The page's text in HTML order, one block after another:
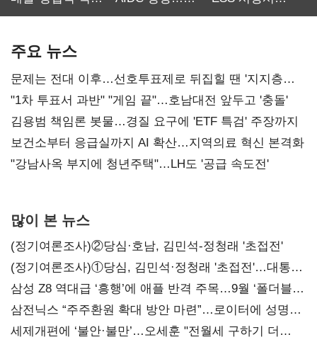
주요 뉴스
문제는 전대 이후…선호투표제로 뒤집힐 땐 '지지층
불복'
"1차 투표서 과반" "게임 끝"…호남대전 앞두고 '충돌'
김용범 책임론 봇물…경질 요구에 'ETF 특검' 주장까지
보건소부터 응급실까지 AI 확산…지역의료 혁신 본격화
"강남사옥 부지에 청년주택"…LH도 '공급 속도전'
많이 본 뉴스
(정기여론조사)②당심·호남, 김민석-정청래 '초접전'
(정기여론조사)①당심, 김민석·정청래 '초접전'…대통령
지지도 '50% 아래로'(종합)
삼성 Z8 역대급 ‘흥행’에 애플 반격 주목…9월 ‘폴더블
대전’
삼전닉스 “주주환원 확대 방안 마련”…로이터에 성명
보내
세제개편에 ‘불안·불만’…오세훈 "전월세 구하기 더